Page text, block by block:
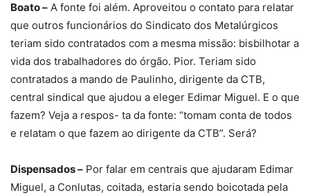
Boato – A fonte foi além. Aproveitou o contato para relatar
que outros funcionários do Sindicato dos Metalúrgicos
teriam sido contratados com a mesma missão: bisbilhotar a
vida dos trabalhadores do órgão. Pior. Teriam sido
contratados a mando de Paulinho, dirigente da CTB,
central sindical que ajudou a eleger Edimar Miguel. E o que
fazem? Veja a respos- ta da fonte: “tomam conta de todos
e relatam o que fazem ao dirigente da CTB”. Será?
Dispensados – Por falar em centrais que ajudaram Edimar
Miguel, a Conlutas, coitada, estaria sendo boicotada pela